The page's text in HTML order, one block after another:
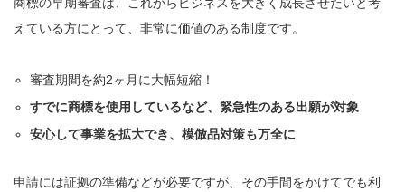
えている方にとって、非常に価値のある制度です。
審査期間を約2ヶ月に大幅短縮！
すでに商標を使用しているなど、緊急性のある出願が対象
安心して事業を拡大でき、模倣品対策も万全に
申請には証拠の準備などが必要ですが、その手間をかけてでも利